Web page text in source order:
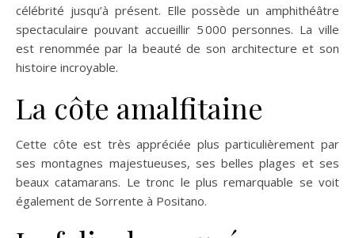
célébrité jusqu’à présent. Elle possède un amphithéâtre
spectaculaire pouvant accueillir 5 000 personnes. La ville
est renommée par la beauté de son architecture et son
histoire incroyable.
La côte amalfitaine
Cette côte est très appréciée plus particulièrement par
ses montagnes majestueuses, ses belles plages et ses
beaux catamarans. Le tronc le plus remarquable se voit
également de Sorrente à Positano.